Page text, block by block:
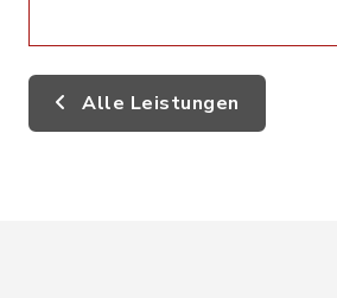
Alle Leistungen